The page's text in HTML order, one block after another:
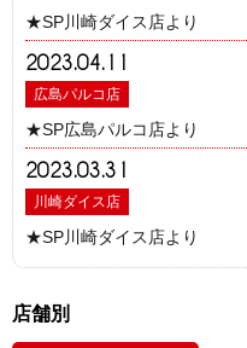
★SP川崎ダイス店より
2023.04.11
広島パルコ店
★SP広島パルコ店より
2023.03.31
川崎ダイス店
★SP川崎ダイス店より
店舗別